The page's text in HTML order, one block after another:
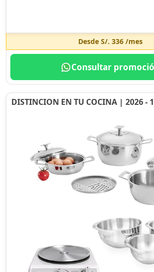
Desde S/. 336/mes
Consultar
DISTINCION EN TU COCINA | 2026 -